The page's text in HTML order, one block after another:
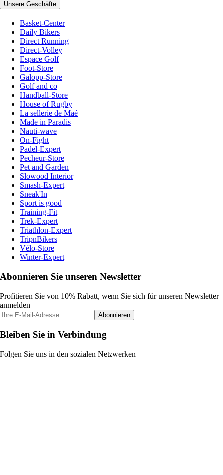
Unsere Geschäfte
Basket-Center
Daily Bikers
Direct Running
Direct-Volley
Espace Golf
Foot-Store
Galopp-Store
Golf and co
Handball-Store
House of Rugby
La sellerie de Maé
Made in Paradis
Nauti-wave
On-Fight
Padel-Expert
Pecheur-Store
Pet and Garden
Slowood Interior
Smash-Expert
Sneak'In
Sport is good
Training-Fit
Trek-Expert
Triathlon-Expert
TripnBikers
Vélo-Store
Winter-Expert
Abonnieren Sie unseren Newsletter
Profitieren Sie von 10% Rabatt, wenn Sie sich für unseren Newsletter
anmelden
Abonnieren
Bleiben Sie in Verbindung
Folgen Sie uns in den sozialen Netzwerken